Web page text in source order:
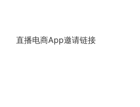
直播电商App邀请链接